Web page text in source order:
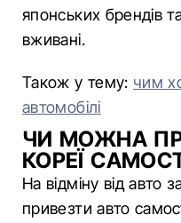
японських брендів
вживані.
Також у тему: чим
автомобілі
ЧИ МОЖНА
КОРЕЇ
На відміну від авто
привезти авто